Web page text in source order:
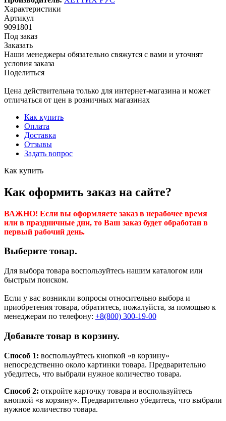
Характеристики
Артикул
9091801
Под заказ
Заказать
Наши менеджеры обязательно свяжутся с вами и уточнят
условия заказа
Поделиться
Цена действительна только для интернет-магазина и может
отличаться от цен в розничных магазинах
Как купить
Оплата
Доставка
Отзывы
Задать вопрос
Как купить
Как оформить заказ на сайте?
ВАЖНО! Если вы оформляете заказ в нерабочее время
или в праздничные дни, то Ваш заказ будет обработан в
первый рабочий день.
Выберите товар.
Для выбора товара воспользуйтесь нашим каталогом или
быстрым поиском.
Если у вас возникли вопросы относительно выбора и
приобретения товара, обратитесь, пожалуйста, за помощью к
менеджерам по телефону: +8(800) 300-19-00
Добавьте товар в корзину.
Способ 1: воспользуйтесь кнопкой «в корзину»
непосредственно около картинки товара. Предварительно
убедитесь, что выбрали нужное количество товара.
Способ 2: откройте карточку товара и воспользуйтесь
кнопкой «в корзину». Предварительно убедитесь, что выбрали
нужное количество товара.